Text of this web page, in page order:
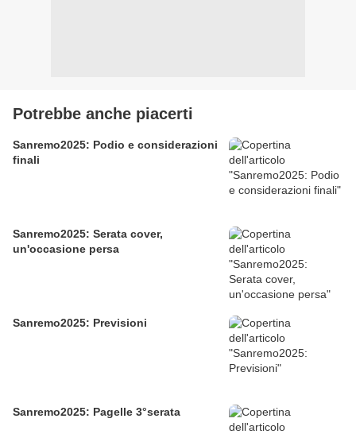
Potrebbe anche piacerti
Sanremo2025: Podio e considerazioni
finali
Sanremo2025: Serata cover,
un'occasione persa
Sanremo2025: Previsioni
Sanremo2025: Pagelle 3°serata